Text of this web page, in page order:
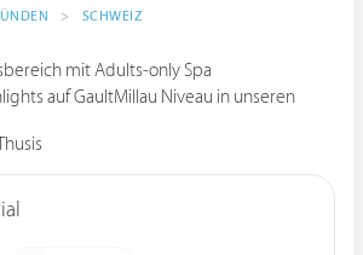
> SCHWEIZ
mit Adults-only Spa
auf GaultMillau Niveau in unseren